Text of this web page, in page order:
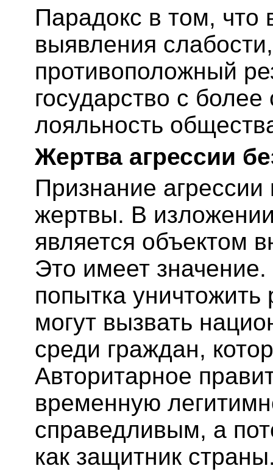
Парадокс в том,
выявления
противоположный
государство с
лояльность
Жертва агрессии
Признание
жертвы. В
является объектом
Это имеет
попытка уничтожить
могут вызвать
среди граждан,
Авторитарное
временную
справедливым, а
как защитник